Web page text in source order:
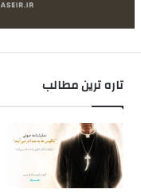
تاره ترین مطالب